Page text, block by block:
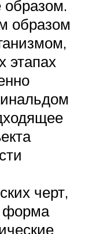
образом.
образом
этапах
черт,
форма